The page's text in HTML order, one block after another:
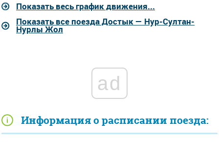
Информация о расписании поезда:
Показать весь график движения...
Показать все поезда Достык — Нур-Султан-
Нурлы Жол
ad